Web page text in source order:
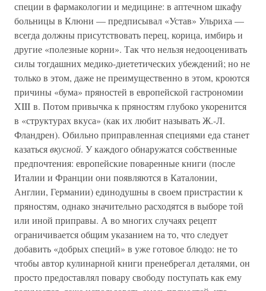
специи в фармакологии и медицине: в аптечном шкафу
больницы в Клюни — предписывал «Устав» Ульриха —
всегда должны присутствовать перец, корица, имбирь и
другие «полезные корни». Так что нельзя недооценивать
силы тогдашних медико-диететических убеждений; но не
только в этом, даже не преимущественно в этом, кроются
причины «бума» пряностей в европейской гастрономии
XIII в. Потом привычка к пряностям глубоко укоренится
в «структурах вкуса» (как их любит называть Ж.-Л.
Фландрен). Обильно приправленная специями еда станет
казатьсявкусной. У каждого обнаружатся собственные
предпочтения: европейские поваренные книги (после
Италии и Франции они появляются в Каталонии,
Англии, Германии) единодушны в своем пристрастии к
пряностям, однако значительно расходятся в выборе той
или иной приправы. А во многих случаях рецепт
ограничивается общим указанием на то, что следует
добавить «добрых специй» в уже готовое блюдо: не то
чтобы автор кулинарной книги пренебрегал деталями, он
просто предоставлял повару свободу поступать как ему